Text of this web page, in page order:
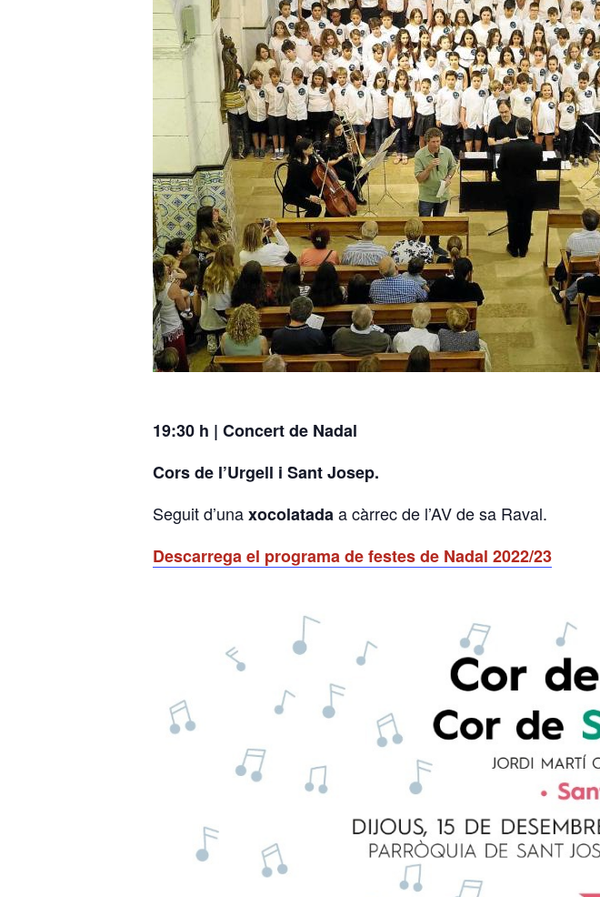
19:30 h | Concert de Nadal
Cors de l’Urgell i Sant Josep.
Seguit d’unaxocolatadaa càrrec de l’AV de sa Raval.
Descarrega el programa de festes de Nadal 2022/23